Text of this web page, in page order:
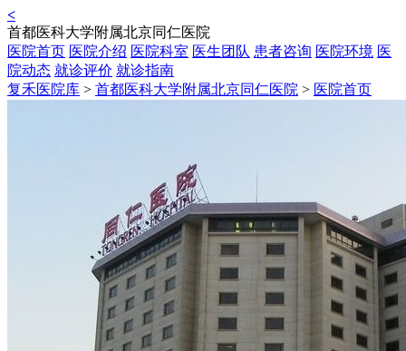
<
首都医科大学附属北京同仁医院
医院首页 医院介绍 医院科室 医生团队 患者咨询 医院环境 医
院动态 就诊评价 就诊指南
复禾医院库 > 首都医科大学附属北京同仁医院 > 医院首页